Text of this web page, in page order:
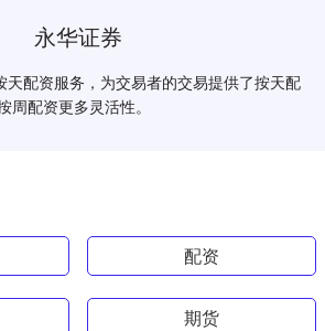
永华证券
天配资服务，为交易者的交易提供了按天配
配资更多灵活性。
配资
期货